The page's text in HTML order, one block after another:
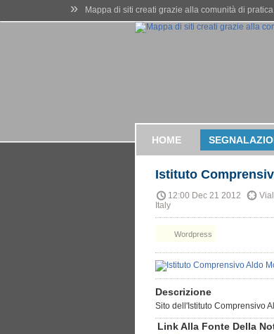
» Mappa di siti creati grazie alla comunità di
HOME
Istituto
12:00 Dec 21 2012
Italy
Wordpress
Descrizione
Sito dell'Istituto Comprensivo
Link Alla Fonte Della